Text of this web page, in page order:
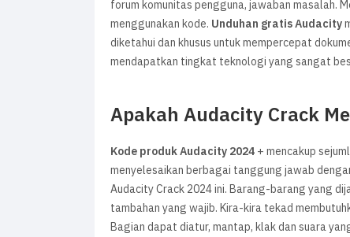
forum komunitas pengguna, jawaban masalah.
menggunakan kode. Unduhan gratis Audacity
diketahui dan khusus untuk mempercepat
mendapatkan tingkat teknologi yang sangat
Apakah Audacity Crack
Kode produk Audacity 2024+ mencakup
menyelesaikan berbagai tanggung jawab
Audacity Crack 2024 ini. Barang-barang yang
tambahan yang wajib. Kira-kira tekad
Bagian dapat diatur, mantap, klak dan suara